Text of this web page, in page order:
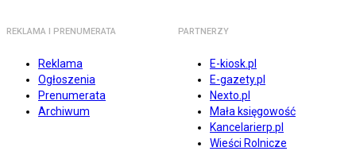
REKLAMA I PRENUMERATA
Reklama
Ogłoszenia
Prenumerata
Archiwum
PARTNERZY
E-kiosk.pl
E-gazety.pl
Nexto.pl
Mała księgowość
Kancelarierp.pl
Wieści Rolnicze